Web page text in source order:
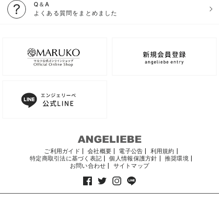
Q＆A
よくある質問をまとめました
ご利用ガイド 会社概要 電子公告
利用規約
特定商取引法に基づく表記
個人情報保護方針
推奨環境
お問い合わせ
サイトマップ